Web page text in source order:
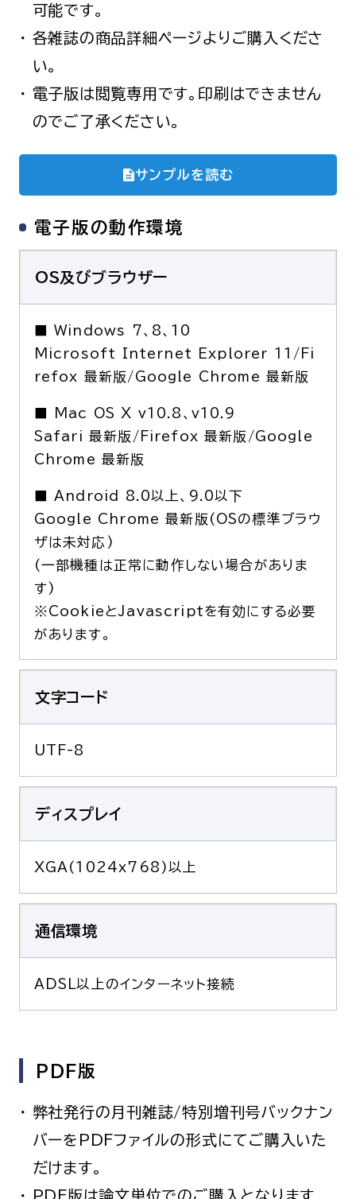
書籍
可能です。
各雑誌の商品詳細ページよりご購入くださ
い。
電子版は閲覧専用です。印刷はできません
のでご了承ください。
サンプルを読む
電子版の動作環境
OS及びブラウザー
■ Windows 7、8、10
Microsoft Internet Explorer 11/Fi
refox 最新版/Google Chrome 最新版
■ Mac OS X v10.8、v10.9
Safari 最新版/Firefox 最新版/Google
Chrome 最新版
■ Android 8.0以上、9.0以下
Google Chrome 最新版(OSの標準ブラウ
ザは未対応)
(一部機種は正常に動作しない場合がありま
す)
※CookieとJavascriptを有効にする必要
があります。
文字コード
UTF-8
ディスプレイ
XGA(1024x768)以上
通信環境
ADSL以上のインターネット接続
PDF版
弊社発行の月刊雑誌/特別増刊号バックナン
バーをPDFファイルの形式にてご購入いた
だけます。
PDF版は論文単位でのご購入となります